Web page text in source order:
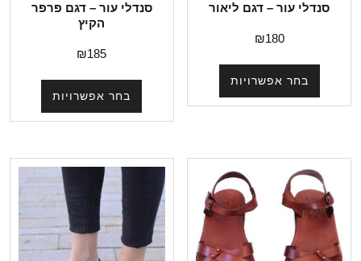
סנדלי עור – דגם ליאור
₪180
בחר אפשרויות
סנדלי עור – דגם פרפר
הקיץ
₪185
בחר אפשרויות